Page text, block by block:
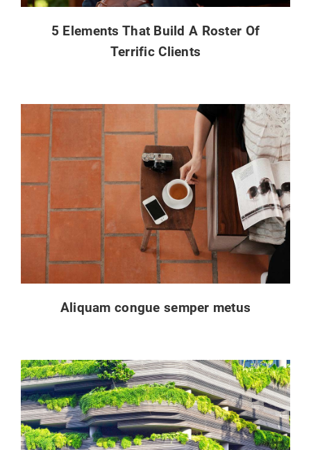
5 Elements That Build A Roster Of
Terrific Clients
Aliquam congue semper metus